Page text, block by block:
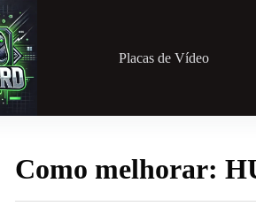
Placas de Vídeo
Como melhorar: